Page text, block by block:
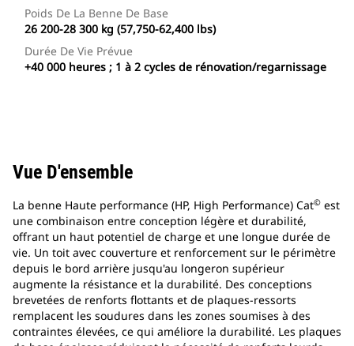
Poids De La Benne De Base
26 200-28 300 kg (57,750-62,400 lbs)
Durée De Vie Prévue
+40 000 heures ; 1 à 2 cycles de rénovation/regarnissage
Vue D'ensemble
La benne Haute performance (HP, High Performance) Cat© est
une combinaison entre conception légère et durabilité,
offrant un haut potentiel de charge et une longue durée de
vie. Un toit avec couverture et renforcement sur le périmètre
depuis le bord arrière jusqu'au longeron supérieur
augmente la résistance et la durabilité. Des conceptions
brevetées de renforts flottants et de plaques-ressorts
remplacent les soudures dans les zones soumises à des
contraintes élevées, ce qui améliore la durabilité. Les plaques